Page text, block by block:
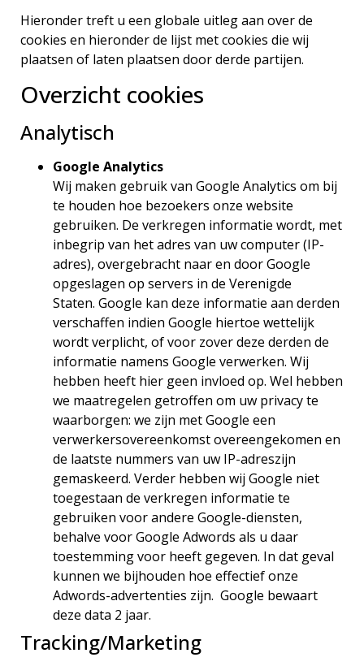
Hieronder treft u een globale uitleg aan over de
cookies en hieronder de lijst met cookies die wij
plaatsen of laten plaatsen door derde partijen.
Overzicht cookies
Analytisch
Google Analytics
Wij maken gebruik van Google Analytics om bij
te houden hoe bezoekers onze website
gebruiken. De verkregen informatie wordt, met
inbegrip van het adres van uw computer (IP-
adres), overgebracht naar en door Google
opgeslagen op servers in de Verenigde
Staten. Google kan deze informatie aan derden
verschaffen indien Google hiertoe wettelijk
wordt verplicht, of voor zover deze derden de
informatie namens Google verwerken. Wij
hebben heeft hier geen invloed op. Wel hebben
we maatregelen getroffen om uw privacy te
waarborgen: we zijn met Google een
verwerkersovereenkomst overeengekomen en
de laatste nummers van uw IP-adreszijn
gemaskeerd. Verder hebben wij Google niet
toegestaan de verkregen informatie te
gebruiken voor andere Google-diensten,
behalve voor Google Adwords als u daar
toestemming voor heeft gegeven. In dat geval
kunnen we bijhouden hoe effectief onze
Adwords-advertenties zijn. Google bewaart
deze data 2 jaar.
Tracking/Marketing